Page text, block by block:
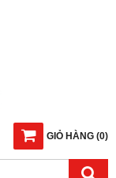
GIỎ HÀNG (0)